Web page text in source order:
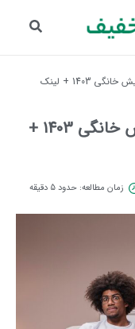
معرفی بهترین سریال های نمایش خانگی 1403 + لینک
معرفی بهترین سریال های نمایش خانگی 1403 +
زمان مطالعه: حدود 5 دقیقه